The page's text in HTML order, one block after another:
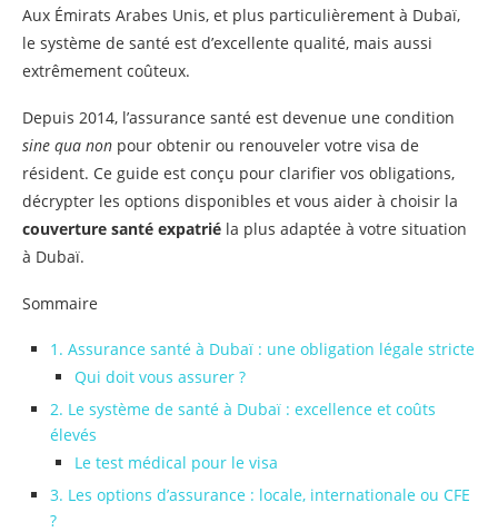
Aux Émirats Arabes Unis, et plus particulièrement à Dubaï,
le système de santé est d’excellente qualité, mais aussi
extrêmement coûteux.
Depuis 2014, l’assurance santé est devenue une condition
sine qua non pour obtenir ou renouveler votre visa de
résident. Ce guide est conçu pour clarifier vos obligations,
décrypter les options disponibles et vous aider à choisir la
couverture santé expatrié la plus adaptée à votre situation
à Dubaï.
Sommaire
1. Assurance santé à Dubaï : une obligation légale stricte
Qui doit vous assurer ?
2. Le système de santé à Dubaï : excellence et coûts
élevés
Le test médical pour le visa
3. Les options d’assurance : locale, internationale ou CFE
?